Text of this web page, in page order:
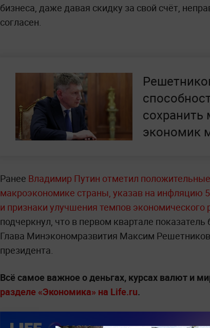
бизнеса, даже давая скидку за свой счёт,
согласен.
сохранить
экономик
Ранее Владимир Путин отметил
макроэкономике страны, указав на инфляцию
и признаки улучшения темпов экономического
подчеркнул, что в первом квартале
Глава Минэкономразвития Максим
президента.
Всё самое важное о деньгах, курсах валют и
разделе «Экономика» на Life.ru.